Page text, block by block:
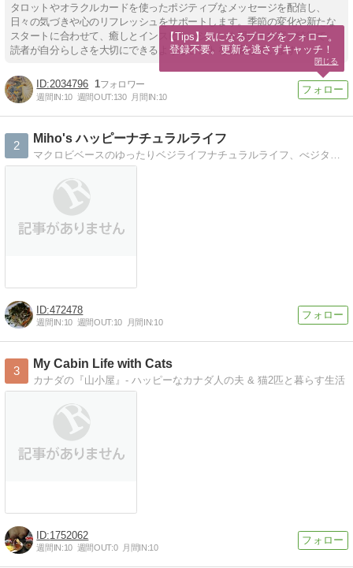
タロットやオラクルカードを使ったポジティブなメッセージを配信し、
日々の気づきや心のリフレッシュをサポートします。季節の変化や新たな
スタートに合わせて、癒しとインスピレーションを届ける内容が特徴で、
読者が自分らしさを大切にできるようなヒントを提案しています。
2034796 1
週間IN:10 週間OUT:130 月間IN:10
2
Miho's ハッピーナチュラルライフ
マクロビベースのゆったりベジライフナチュラルライフ、べジタリアン
472478
週間IN:10 週間OUT:10 月間IN:10
3
My Cabin Life with Cats
カナダの『山小屋』- ハッピーなカナダ人の夫 & 猫2匹と暮らす生活
1752062
週間IN:10 週間OUT:0 月間IN:10
【Tips】気になるブログをフォロー。
登録不要。更新を逃さずキャッチ！
閉じる